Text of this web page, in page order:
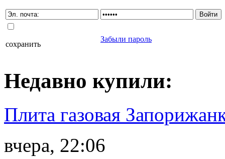
сохранить
Забыли пароль
Недавно купили:
Плита газовая
вчера, 22:06